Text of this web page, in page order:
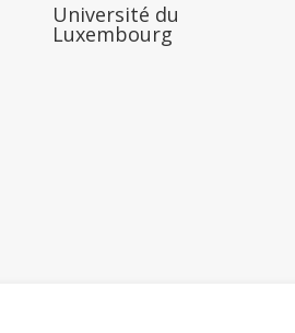
Université du
Luxembourg